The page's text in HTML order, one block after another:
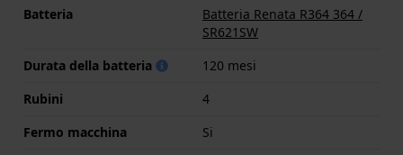
Batteria
Batteria Renata R364 364 /
SR621SW
Durata della batteria
120 mesi
Rubini
4
Fermo macchina
Si